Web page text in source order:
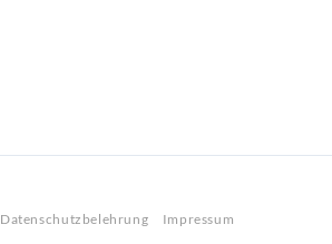
Datenschutzbelehrung Impressum